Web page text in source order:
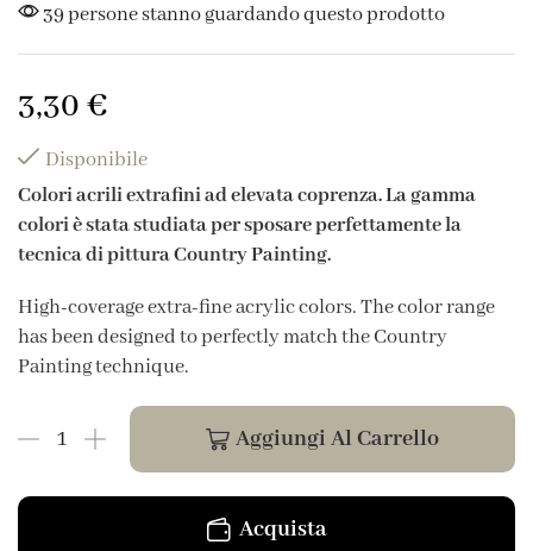
39 persone stanno guardando questo prodotto
3,30 €
Disponibile
Colori acrili extrafini ad elevata coprenza. La gamma
colori è stata studiata per sposare perfettamente la
tecnica di pittura Country Painting.
High-coverage extra-fine acrylic colors. The color range
has been designed to perfectly match the Country
Painting technique.
Aggiungi Al Carrello
Acquista